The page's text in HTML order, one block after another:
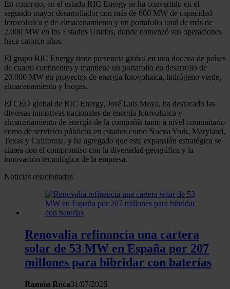
En concreto, en el estado RIC Energy se ha convertido en el
segundo mayor desarrollador con más de 600 MW de capacidad
fotovoltaica y de almacenamiento y un portafolio total de más de
2.000 MW en los Estados Unidos, donde comenzó sus operaciones
hace catorce años.
El grupo RIC Energy tiene presencia global en una docena de países
de cuatro continentes y mantiene un portafolio en desarrollo de
20.000 MW en proyectos de energía fotovoltaica, hidrógeno verde,
almacenamiento y biogás.
El CEO global de RIC Energy, José Luis Moya, ha destacado las
diversas iniciativas nacionales de energía fotovoltaica y
almacenamiento de energía de la compañía tanto a nivel comunitario
como de servicios públicos en estados como Nueva York, Maryland,
Texas y California, y ha agregado que esta expansión estratégica se
alinea con el compromiso con la diversidad geográfica y la
innovación tecnológica de la empresa.
Noticias relacionadas
Renovalia refinancia una cartera
solar de 53 MW en España por 207
millones para hibridar con baterías
Ramón Roca31/07/2026